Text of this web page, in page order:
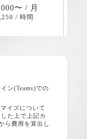
〜 / 月
/ 時間
ン(Teams)での
イズについて
た上で上記カ
ら費用を算出し